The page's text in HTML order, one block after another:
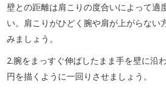
壁との距離は肩こりの度合いによって適
い。肩こりがひどく腕や肩が上がらない
みましょう。
2.腕をまっすぐ伸ばしたまま手を壁に沿
円を描くように一回りさせましょう。